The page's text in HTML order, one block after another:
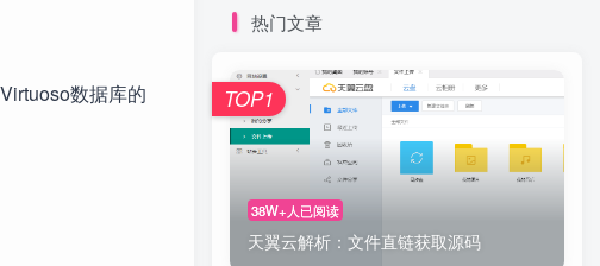
数据库的
热门文章
38W+人已阅读
天翼云解析：文件直链获取源码
TOP1